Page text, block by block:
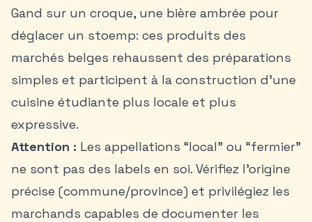
Gand sur un croque, une bière ambrée pour
déglacer un stoemp: ces produits des
marchés belges rehaussent des préparations
simples et participent à la construction d’une
cuisine étudiante plus locale et plus
expressive.
Attention : Les appellations “local” ou “fermier”
ne sont pas des labels en soi. Vérifiez l’origine
précise (commune/province) et privilégiez les
marchands capables de documenter les